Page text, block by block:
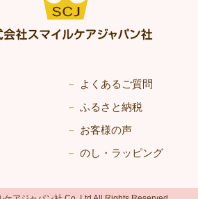
よくあるご質問
ふるさと納税
お客様の声
のし・ラッピング